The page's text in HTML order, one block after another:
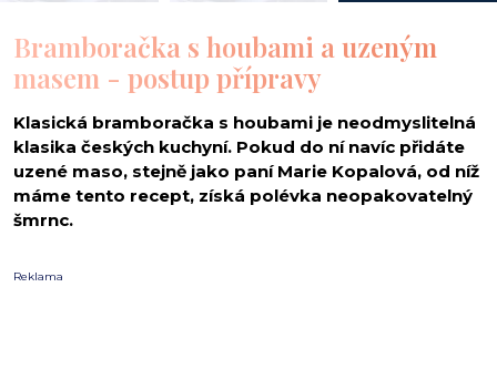
Bramboračka s houbami a uzeným
masem - postup přípravy
Klasická bramboračka s houbami je neodmyslitelná
klasika českých kuchyní. Pokud do ní navíc přidáte
uzené maso, stejně jako paní Marie Kopalová, od níž
máme tento recept, získá polévka neopakovatelný
šmrnc.
Reklama